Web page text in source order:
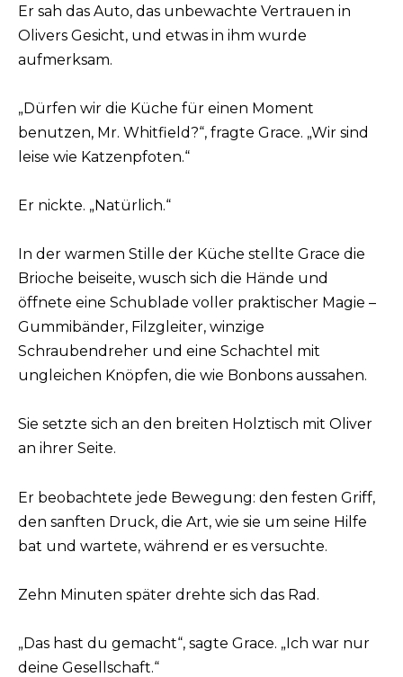
Er sah das Auto, das unbewachte Vertrauen in
Olivers Gesicht, und etwas in ihm wurde
aufmerksam.
„Dürfen wir die Küche für einen Moment
benutzen, Mr. Whitfield?“, fragte Grace. „Wir sind
leise wie Katzenpfoten.“
Er nickte. „Natürlich.“
In der warmen Stille der Küche stellte Grace die
Brioche beiseite, wusch sich die Hände und
öffnete eine Schublade voller praktischer Magie –
Gummibänder, Filzgleiter, winzige
Schraubendreher und eine Schachtel mit
ungleichen Knöpfen, die wie Bonbons aussahen.
Sie setzte sich an den breiten Holztisch mit Oliver
an ihrer Seite.
Er beobachtete jede Bewegung: den festen Griff,
den sanften Druck, die Art, wie sie um seine Hilfe
bat und wartete, während er es versuchte.
Zehn Minuten später drehte sich das Rad.
„Das hast du gemacht“, sagte Grace. „Ich war nur
deine Gesellschaft.“